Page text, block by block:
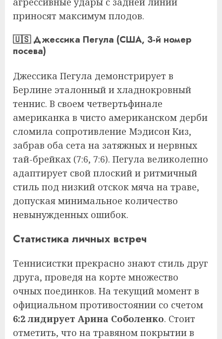
приносят максимум плодов.
🇺🇸 Джессика Пегула (США, 3-й номер
посева)
Джессика Пегула демонстрирует в
Берлине эталонный и хладнокровный
теннис. В своем четвертьфинале
американка в чисто американском дерби
сломила сопротивление Мэдисон Киз,
забрав оба сета на затяжных и нервных
тай-брейках (7:6, 7:6). Пегула великолепно
адаптирует свой плоский и ритмичный
стиль под низкий отскок мяча на траве,
допуская минимальное количество
невынужденных ошибок.
Статистика личных встреч
Теннисистки прекрасно знают стиль друг
друга, проведя на корте множество
очных поединков. На текущий момент в
официальном противостоянии со счетом
6:2 лидирует Арина Соболенко. Стоит
отметить, что на травяном покрытии в